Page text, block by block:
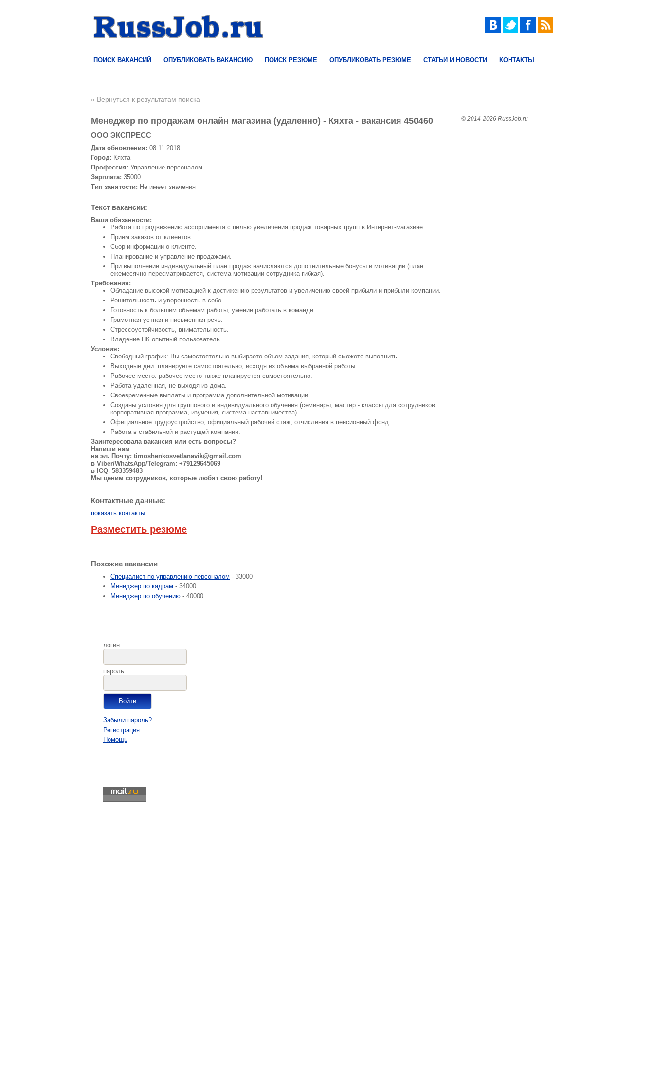
ПОИСК ВАКАНСИЙ ОПУБЛИКОВАТЬ ВАКАНСИЮ ПОИСК РЕЗЮМЕ ОПУБЛИКОВАТЬ РЕЗЮМЕ СТАТЬИ И НОВОСТИ КОНТАКТЫ
« Вернуться к результатам поиска
Менеджер по продажам онлайн магазина (удаленно) - Кяхта - вакансия 450460
ООО ЭКСПРЕСС
Дата обновления: 08.11.2018
Город: Кяхта
Профессия: Управление персоналом
Зарплата: 35000
Тип занятости: Не имеет значения
Текст вакансии:
Ваши обязанности:
Работа по продвижению ассортимента с целью увеличения продаж товарных групп в Интернет-магазине.
Прием заказов от клиентов.
Сбор информации о клиенте.
Планирование и управление продажами.
При выполнение индивидуальный план продаж начисляются дополнительные бонусы и мотивации (план
ежемесячно пересматривается, система мотивации сотрудника гибкая).
Требования:
Обладание высокой мотивацией к достижению результатов и увеличению своей прибыли и прибыли компании.
Решительность и уверенность в себе.
Готовность к большим объемам работы, умение работать в команде.
Грамотная устная и письменная речь.
Стрессоустойчивость, внимательность.
Владение ПК опытный пользователь.
Условия:
Свободный график: Вы самостоятельно выбираете объем задания, который сможете выполнить.
Выходные дни: планируете самостоятельно, исходя из объема выбранной работы.
Рабочее место: рабочее место также планируется самостоятельно.
Работа удаленная, не выходя из дома.
Своевременные выплаты и программа дополнительной мотивации.
Созданы условия для группового и индивидуального обучения (семинары, мастер - классы для сотрудников,
корпоративная программа, изучения, система наставничества).
Официальное трудоустройство, официальный рабочий стаж, отчисления в пенсионный фонд.
Работа в стабильной и растущей компании.
Заинтересовала вакансия или есть вопросы?
Напиши нам
на эл. Почту: timoshenkosvetlanavik@gmail.com
в Viber/WhatsApp/Telegram: +79129645069
в ICQ: 583359483
Мы ценим сотрудников, которые любят свою работу!
Контактные данные:
показать контакты
Разместить резюме
Похожие вакансии
Специалист по управлению персоналом - 33000
Менеджер по кадрам - 34000
Менеджер по обучению - 40000
логин
пароль
Забыли пароль?
Регистрация
Помощь
© 2014-2026 RussJob.ru